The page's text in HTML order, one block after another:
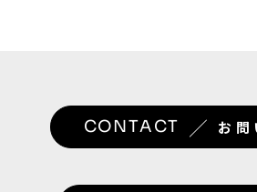
CONTACT ／ お問